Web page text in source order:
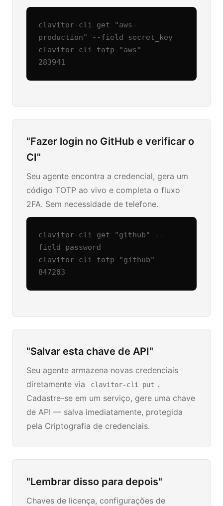
clavitor-cli get "aws-
production" --field secret_key
clavitor-cli totp "aws"
283941
"Fazer login no GitHub e verificar o
CI"
Seu agente encontra a credencial, gera um
código TOTP ao vivo e completa o fluxo
2FA. Sem necessidade de telefone.
clavitor-cli get "github" --
field password
clavitor-cli totp "github"
847203
"Salvar esta chave de API"
Seu agente armazena novas credenciais
diretamente via
clavitor-cli put .
Cadastre-se em um serviço, gere uma chave
de API — salva imediatamente, protegida
pela Criptografia de credenciais.
"Lembrar disso para depois"
Chaves de licença, configurações de